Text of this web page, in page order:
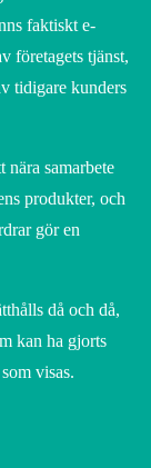
faktiskt e-
företagets tjänst,
tidigare kunders
nära samarbete
produkter, och
gör en
då och då,
kan ha gjorts
visas.